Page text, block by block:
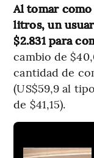
Al tomar
litros, un
$2.831 para
cambio de
cantidad de
(US$59,9 al
de $41,15).